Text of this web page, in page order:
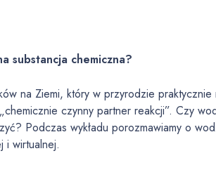
substancja chemiczna?
na Ziemi, który w przyrodzie praktycznie
czynny partner reakcji”. Czy
Podczas wykładu porozmawiamy o
i wirtualnej.